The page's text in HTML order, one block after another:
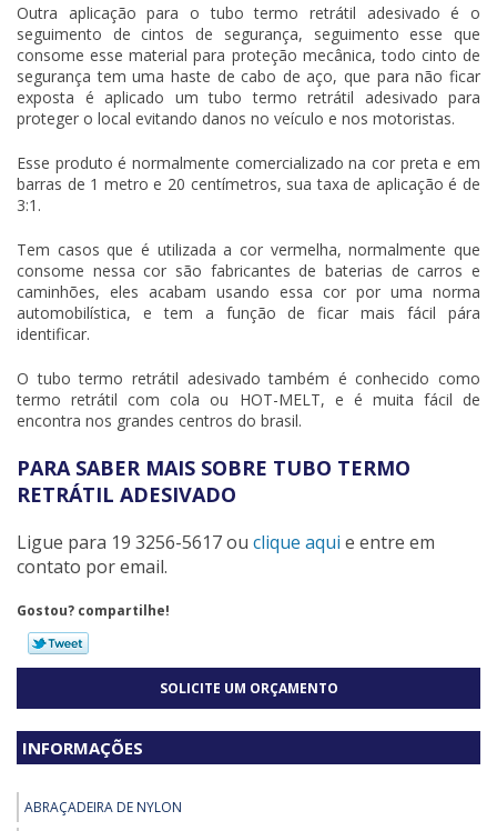
Outra aplicação para otubo termo retrátil adesivado é o
seguimento de cintos de segurança, seguimento esse que
consome esse material para proteção mecânica, todo cinto de
segurança tem uma haste de cabo de aço, que para não ficar
exposta é aplicado umtubo termo retrátil adesivado para
proteger o local evitando danos no veículo e nos motoristas.
Esse produto é normalmente comercializado na cor preta e em
barras de 1 metro e 20 centímetros, sua taxa de aplicação é de
3:1.
Tem casos que é utilizada a cor vermelha, normalmente que
consome nessa cor são fabricantes de baterias de carros e
caminhões, eles acabam usando essa cor por uma norma
automobilística, e tem a função de ficar mais fácil pára
identificar.
Otubo termo retrátil adesivado também é conhecido como
termo retrátil com cola ou HOT-MELT, e é muita fácil de
encontra nos grandes centros do brasil.
PARA SABER MAIS SOBRE TUBO TERMO
RETRÁTIL ADESIVADO
Ligue para 19 3256-5617ou clique aqui e entre em
contato por email.
Gostou? compartilhe!
SOLICITE UM ORÇAMENTO
INFORMAÇÕES
ABRAÇADEIRA DE NYLON